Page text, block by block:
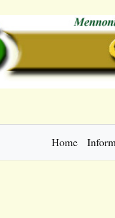
Home